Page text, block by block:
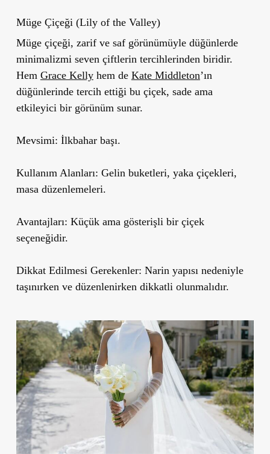
Müge Çiçeği (Lily of the Valley)
Müge çiçeği, zarif ve saf görünümüyle düğünlerde
minimalizmi seven çiftlerintercihlerinden biridir.
Hem Grace Kellyhem de Kate Middleton’ın
düğünlerinde tercih ettiği bu çiçek, sade ama
etkileyici bir görünüm sunar.
Mevsimi: İlkbahar başı.
Kullanım Alanları: Gelin buketleri, yaka çiçekleri,
masa düzenlemeleri.
Avantajları: Küçük ama gösterişli bir çiçek
seçeneğidir.
Dikkat Edilmesi Gerekenler: Narin yapısı nedeniyle
taşınırken ve düzenlenirken dikkatli olunmalıdır.